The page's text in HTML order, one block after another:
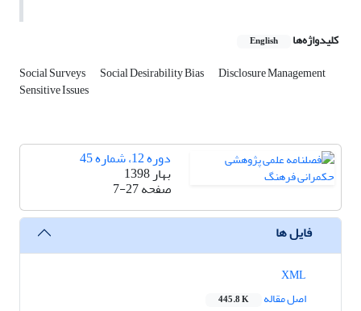
کلیدواژه‌ها English
Social Surveys Social Desirability Bias Disclosure Management
Sensitive Issues
دوره 12، شماره 45
بهار 1398
صفحه7-27
فایل ها
اصل مقاله
445.8 K